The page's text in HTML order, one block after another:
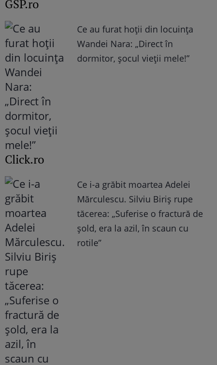
GSP.ro
Ce au furat hoții din locuința
Wandei Nara: „Direct în
dormitor, șocul vieții mele!”
Click.ro
Ce i-a grăbit moartea Adelei
Mărculescu. Silviu Biriș rupe
tăcerea: „Suferise o fractură de
șold, era la azil, în scaun cu
rotile”